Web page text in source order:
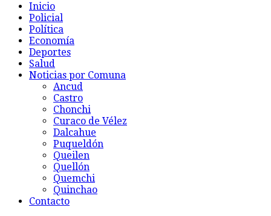
Inicio
Policial
Política
Economía
Deportes
Salud
Noticias por Comuna
Ancud
Castro
Chonchi
Curaco de Vélez
Dalcahue
Puqueldón
Queilen
Quellón
Quemchi
Quinchao
Contacto